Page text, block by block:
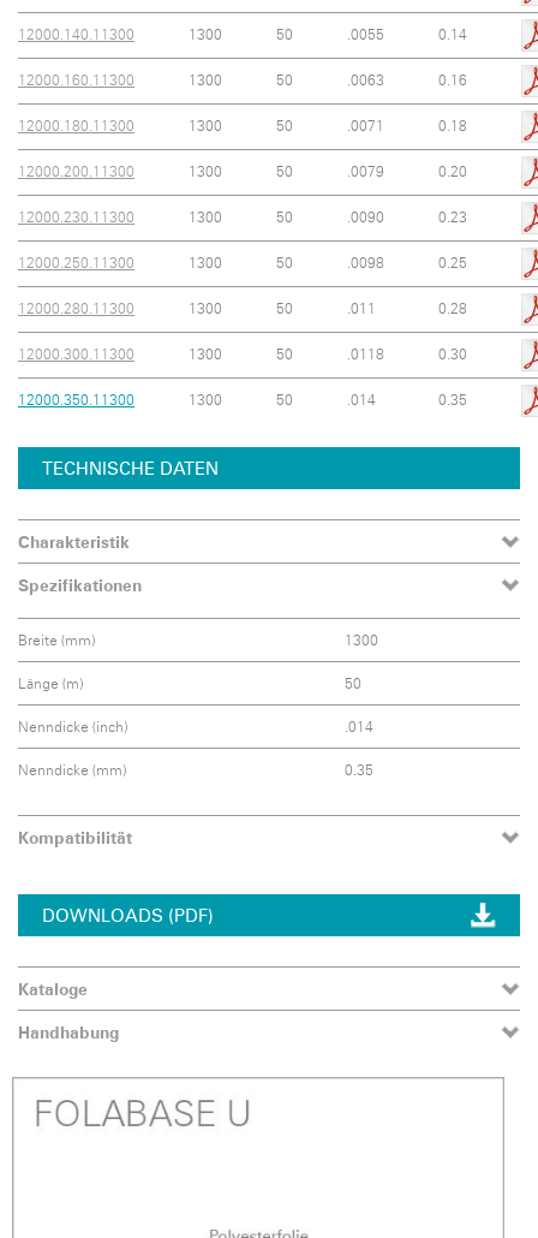
12000.140.11300 1300 50 .0055 0.14
12000.160.11300 1300 50 .0063 0.16
12000.180.11300 1300 50 .0071 0.18
12000.200.11300 1300 50 .0079 0.20
12000.230.11300 1300 50 .0090 0.23
12000.250.11300 1300 50 .0098 0.25
12000.280.11300 1300 50 .011 0.28
12000.300.11300 1300 50 .0118 0.30
12000.350.11300 1300 50 .014 0.35
TECHNISCHE DATEN
Charakteristik
Spezifikationen
Breite (mm) 1300
Länge (m) 50
Nenndicke (inch) .014
Nenndicke (mm) 0.35
Kompatibilität
DOWNLOADS (PDF)
Kataloge
Handhabung